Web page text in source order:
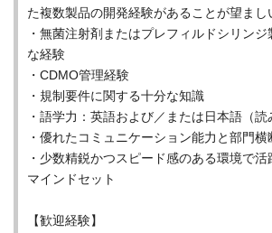
た複数製品の開発経験があることが望まし
・無菌注射剤またはプレフィルドシリン
な経験
・CDMO管理経験
・規制要件に関する十分な知識
・語学力：英語および／または日本語（読
・優れたコミュニケーション能力と部門
・少数精鋭かつスピード感のある環境で
マインドセット
【歓迎経験】